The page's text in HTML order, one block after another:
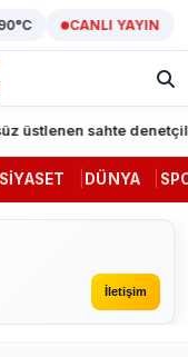
CANLI YAYIN
sahte denetçilere
SIYASET DÜNYA
İletişim